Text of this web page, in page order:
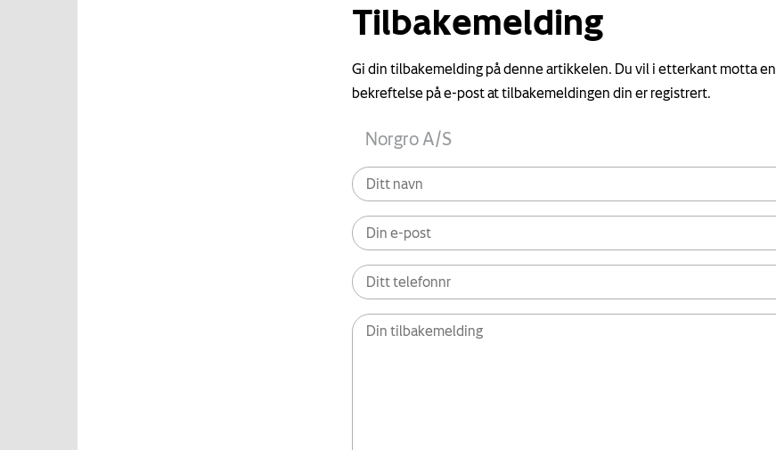
Tilbakemelding
Gi din tilbakemelding på denne artikkelen. Du vil i etterkant motta en
bekreftelse på e-post at tilbakemeldingen din er registrert.